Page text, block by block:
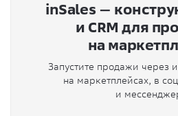
inSales —
и CRM для
на
Запустите продажи через
на маркетплейсах, в
и